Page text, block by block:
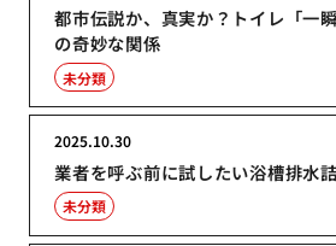
都市伝説か、真実か？トイレ「一
の奇妙な関係
未分類
業者を呼ぶ前に試したい浴槽排水
2025.10.30
未分類